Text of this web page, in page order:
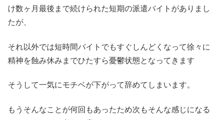
け数ヶ月最後まで続けられた短期の派遣バイトがありまし
たが、
それ以外では短時間バイトでもすぐしんどくなって徐々に
精神を蝕み休みまでひたすら憂鬱状態となってきます
そうして一気にモチベが下がって辞めてしまいます。
もうそんなことが何回もあったため次もそんな感じになる